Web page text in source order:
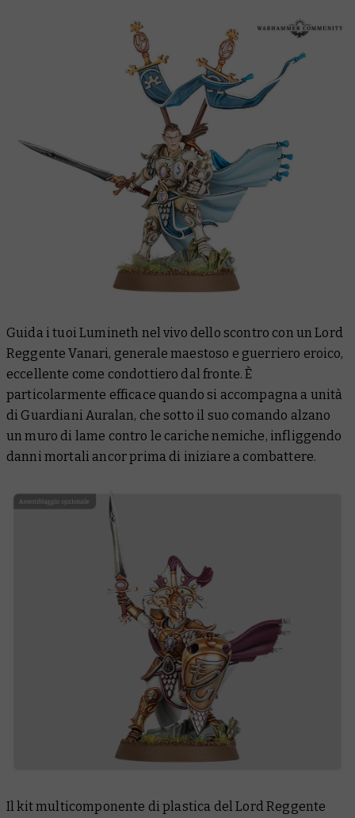
Guida i tuoi Lumineth nel vivo dello scontro con un Lord
Reggente Vanari, generale maestoso e guerriero eroico,
eccellente come condottiero dal fronte. È
particolarmente efficace quando si accompagna a unità
di Guardiani Auralan, che sotto il suo comando alzano
un muro di lame contro le cariche nemiche, infliggendo
danni mortali ancor prima di iniziare a combattere.
Il kit multicomponente di plastica del Lord Reggente